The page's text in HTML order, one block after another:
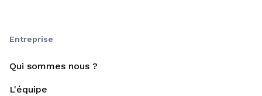
Entreprise
Qui sommes nous ?
L'équipe